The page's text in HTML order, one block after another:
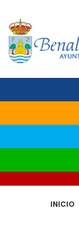
INICIO